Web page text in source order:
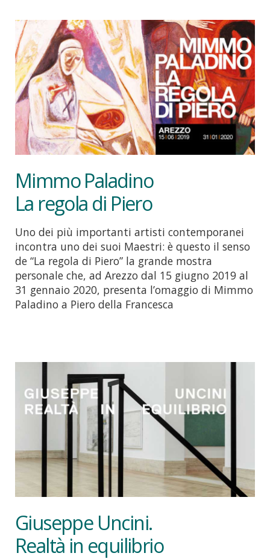
Mimmo Paladino
La regola di Piero
Uno dei più importanti artisti contemporanei
incontra uno dei suoi Maestri: è questo il senso
de “La regola di Piero” la grande mostra
personale che, ad Arezzo dal 15 giugno 2019 al
31 gennaio 2020, presenta l’omaggio di Mimmo
Paladino a Piero della Francesca
Giuseppe Uncini.
Realtà in equilibrio